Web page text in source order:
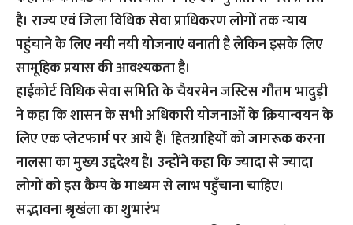
है। राज्य एवं जिला विधिक सेवा प्राधिकरण लोगों तक न्याय
पहुंचाने के लिए नयी नयी योजनाएं बनाती है लेकिन इसके लिए
सामूहिक प्रयास की आवश्यकता है।
हाईकोर्ट विधिक सेवा समिति के चैयरमेन जस्टिस गौतम भादुड़ी
ने कहा कि शासन के सभी अधिकारी योजनाओं के क्रियान्वयन के
लिए एक प्लेटफार्म पर आये हैं। हितग्राहियों को जागरूक करना
नालसा का मुख्य उद्ददेश्य है। उन्होंने कहा कि ज्यादा से ज्यादा
लोगों को इस कैम्प के माध्यम से लाभ पहुँचाना चाहिए।
सद्भावना श्रृखंला का शुभारंभ